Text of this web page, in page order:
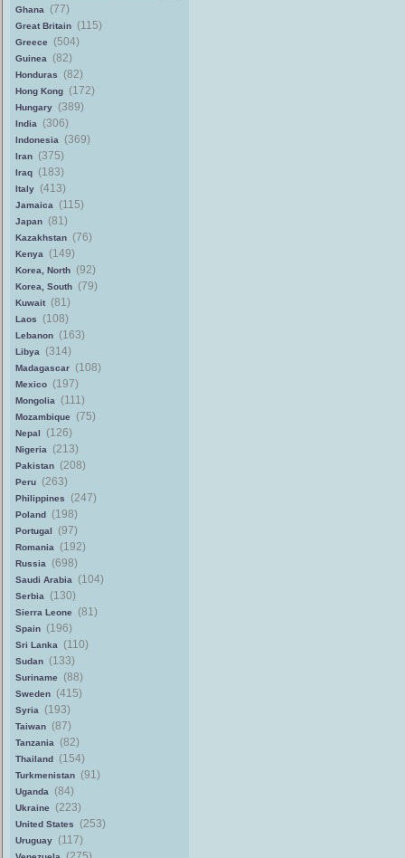
Ghana (77)
Great Britain (115)
Greece (504)
Guinea (82)
Honduras (82)
Hong Kong (172)
Hungary (389)
India (306)
Indonesia (369)
Iran (375)
Iraq (183)
Italy (413)
Jamaica (115)
Japan (81)
Kazakhstan (76)
Kenya (149)
Korea, North (92)
Korea, South (79)
Kuwait (81)
Laos (108)
Lebanon (163)
Libya (314)
Madagascar (108)
Mexico (197)
Mongolia (111)
Mozambique (75)
Nepal (126)
Nigeria (213)
Pakistan (208)
Peru (263)
Philippines (247)
Poland (198)
Portugal (97)
Romania (192)
Russia (698)
Saudi Arabia (104)
Serbia (130)
Sierra Leone (81)
Spain (196)
Sri Lanka (110)
Sudan (133)
Suriname (88)
Sweden (415)
Syria (193)
Taiwan (87)
Tanzania (82)
Thailand (154)
Turkmenistan (91)
Uganda (84)
Ukraine (223)
United States (253)
Uruguay (117)